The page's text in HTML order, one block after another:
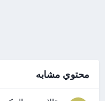
محتوي مشابه